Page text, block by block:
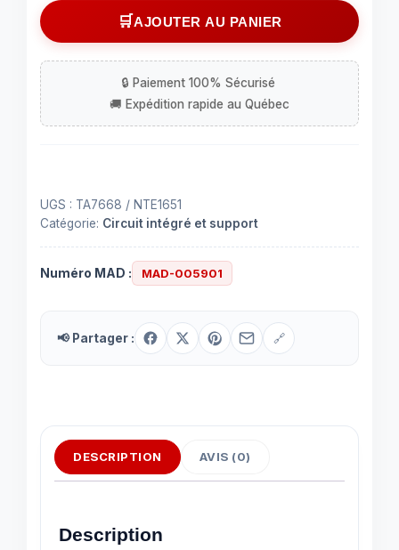
Circuit
intégré
(IC)
TA7668
à
16
AJOUTER AU PANIER
UGS : TA7668 / NTE1651
Catégorie: Circuit intégré et support
Numéro MAD : MAD-005901
📢 Partager : 🔗
DESCRIPTION AVIS (0)
Description